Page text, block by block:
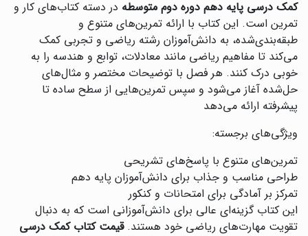
کمک درسی پایه دهم دوره دوم متوسطه در دسته کتاب‌های کار و
تمرین است. این کتاب با ارائه تمرین‌های متنوع و
طبقه‌بندی‌شده، به دانش‌آموزان رشته ریاضی و تجربی کمک
می‌کند تا مفاهیم ریاضی مانند معادلات، توابع و هندسه را به
خوبی درک کنند. هر فصل با توضیحات مختصر و مثال‌های
حل‌شده آغاز می‌شود و سپس تمرین‌هایی از سطح ساده تا
پیشرفته ارائه می‌دهد
ویژگی‌های برجسته:
تمرین‌های متنوع با پاسخ‌های تشریحی
طراحی مناسب و جذاب برای دانش‌آموزان پایه دهم
تمرکز بر آمادگی برای امتحانات و کنکور
این کتاب گزینه‌ای عالی برای دانش‌آموزانی است که به دنبال
تقویت مهارت‌های ریاضی خود هستند.قیمت کتاب کمک درسی